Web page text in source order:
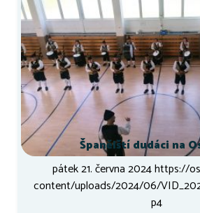
Španělští dudáci na
pátek 21. června 2024 https://
content/uploads/2024/06/
p4